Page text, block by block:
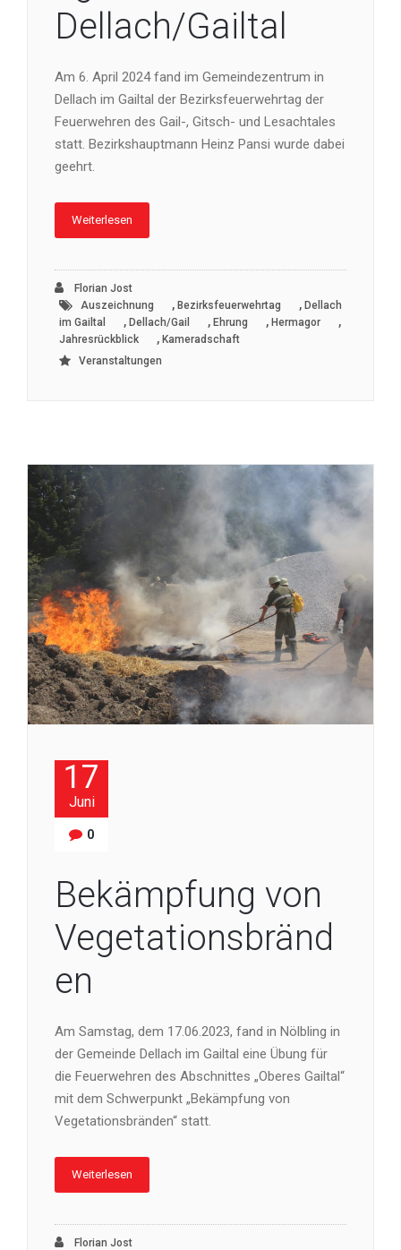
Dellach/Gailtal
Am 6. April 2024 fand im Gemeindezentrum in
Dellach im Gailtal der Bezirksfeuerwehrtag der
Feuerwehren des Gail-, Gitsch- und Lesachtales
statt. Bezirkshauptmann Heinz Pansi wurde dabei
geehrt.
Weiterlesen
Florian Jost
Auszeichnung
, Bezirksfeuerwehrtag , Dellach
im Gailtal
, Dellach/Gail , Ehrung , Hermagor ,
Jahresrückblick , Kameradschaft
Veranstaltungen
17
Juni
0
Bekämpfung von
Vegetationsbränd
en
Am Samstag, dem 17.06.2023, fand in Nölbling in
der Gemeinde Dellach im Gailtal eine Übung für
die Feuerwehren des Abschnittes „Oberes Gailtal“
mit dem Schwerpunkt „Bekämpfung von
Vegetationsbränden“ statt.
Weiterlesen
Florian Jost